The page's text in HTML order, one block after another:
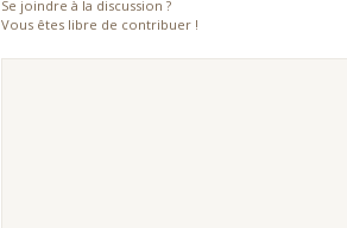
Se joindre à la discussion ?
Vous êtes libre de contribuer !